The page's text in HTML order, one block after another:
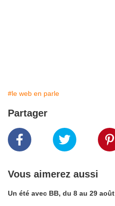
#le web en parle
Partager
Vous aimerez aussi
Un été avec BB, du 8 au 29 août